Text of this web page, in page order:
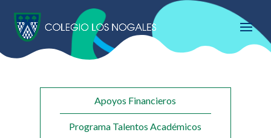
Apoyos Financieros
Programa Talentos Académicos